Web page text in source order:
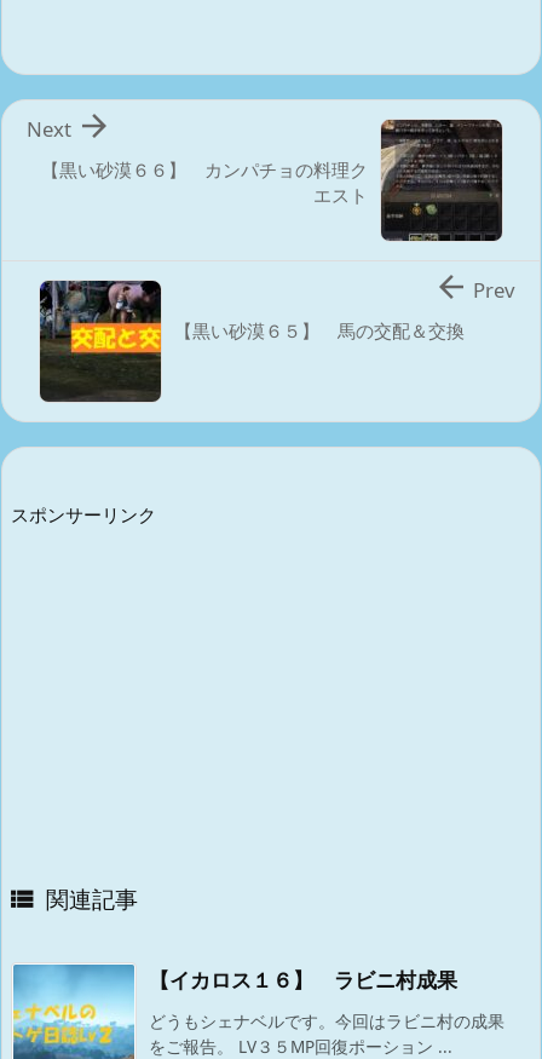
【黒い砂漠６６】 カンパチョの料理ク
エスト

Next
【黒い砂漠６５】 馬の交配＆交換
 Prev
スポンサーリンク
 関連記事
【イカロス１６】 ラビニ村成果
どうもシェナベルです。今回はラビニ村の成果
をご報告。 LV３５MP回復ポーション ...